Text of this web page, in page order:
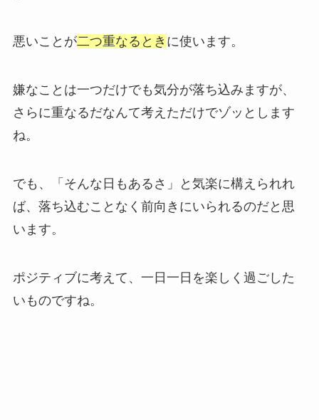
悪いことが二つ重なるとき に使います。
嫌なことは一つだけでも気分が落ち込みますが、
さらに重なるだなんて考えただけでゾッとします
ね。
でも、「そんな日もあるさ」と気楽に構えられれ
ば、落ち込むことなく前向きにいられるのだと思
います。
ポジティブに考えて、一日一日を楽しく過ごした
いものですね。